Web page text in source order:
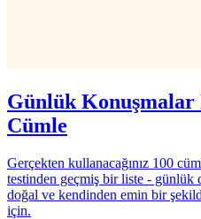
Günlük
Cümle
Gerçekten kullanacağınız 100
testinden geçmiş bir liste - günlük
doğal ve kendinden emin bir
için.